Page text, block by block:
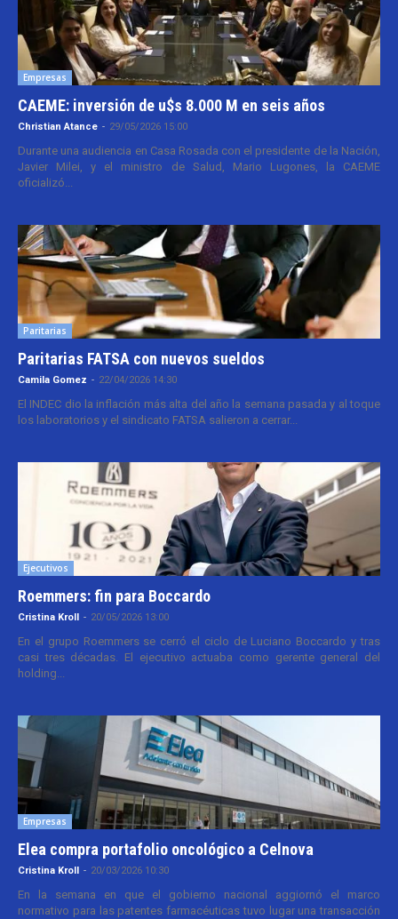
Empresas
CAEME: inversión de u$s 8.000 M en seis años
Christian Atance - 29/05/2026 15:00
Durante una audiencia en Casa Rosada con el presidente de la Nación,
Javier Milei, y el ministro de Salud, Mario Lugones, la CAEME
oficializó...
Paritarias
Paritarias FATSA con nuevos sueldos
Camila Gomez - 22/04/2026 14:30
El INDEC dio la inflación más alta del año la semana pasada y al toque
los laboratorios y el sindicato FATSA salieron a cerrar...
Ejecutivos
Roemmers: fin para Boccardo
Cristina Kroll - 20/05/2026 13:00
En el grupo Roemmers se cerró el ciclo de Luciano Boccardo y tras
casi tres décadas. El ejecutivo actuaba como gerente general del
holding...
Empresas
Elea compra portafolio oncológico a Celnova
Cristina Kroll - 20/03/2026 10:30
En la semana en que el gobierno nacional aggiornó el marco
normativo para las patentes farmacéuticas tuvo lugar una transacción